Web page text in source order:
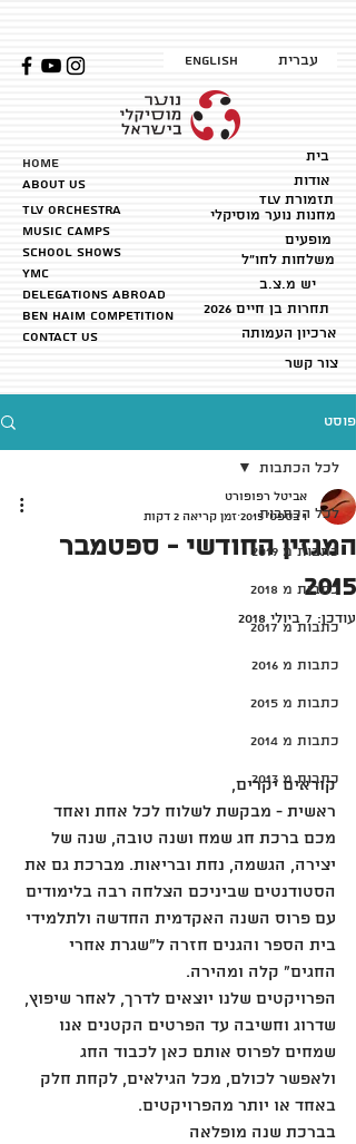
English עברית
HOME
about us
TLV Orchestra
music camps
School shows
YMC
Delegations abroad
ben haim competition
Contact us
בית
אודות
TLV תזמורת
מחנות נוער מוסיקלי
מופעים
משלחות לחו״ל
יש מ.צ.ב
2026 תחרות בן חיים
ארכיון העמותה
צור קשר
פוסט
לכל הכתבות
כתבות מ 2019
כתבות מ 2018
כתבות מ 2017
כתבות מ 2016
כתבות מ 2015
כתבות מ 2014
כתבות מ 2013
לכל הכתבות
המגזין החודשי - ספטמבר
2015
אביטל רפופורט
1 בספט׳ 2015
זמן קריאה 2 דקות
עודכן: 7 ביולי 2018
קוראים יקרים,
ראשית - מבקשת לשלוח לכל אחת ואחד
מכם ברכת חג שמח ושנה טובה, שנה של
יצירה, הגשמה, נחת ובריאות. מברכת גם את
הסטודנטים שביניכם הצלחה רבה בלימודים
עם פרוס השנה האקדמית החדשה ולתלמידי
בית הספר והגנים חזרה ל"שגרת אחרי
החגים" קלה ומהירה.
הפרויקטים שלנו יוצאים לדרך, לאחר שיפוץ,
שדרוג וחשיבה עד הפרטים הקטנים אנו
שמחים לפרוס אותם כאן לכבוד החג
ולאפשר לכולם, מכל הגילאים, לקחת חלק
באחד או יותר מהפרויקטים.
בברכת שנה מופלאה